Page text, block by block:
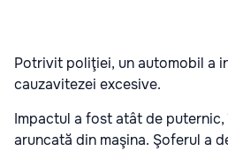
Potrivit poliţiei, un automobil a
cauzavitezei excesive.
Impactul a fost atât de
aruncată din maşina. Şoferul a